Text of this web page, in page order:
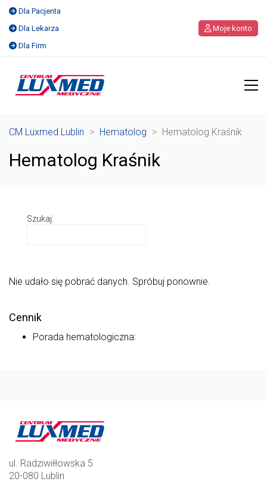
Dla Pacjenta
Dla Lekarza
Dla Firm
Moje konto
CM Luxmed Lublin > Hematolog > Hematolog Kraśnik
Hematolog Kraśnik
Szukaj:
Nie udało się pobrać danych. Spróbuj ponownie.
Cennik
Porada hematologiczna:
ul. Radziwiłłowska 5
20-080 Lublin